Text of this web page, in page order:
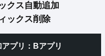
クス自動追加
ックス削除
プリ：Bアプリ